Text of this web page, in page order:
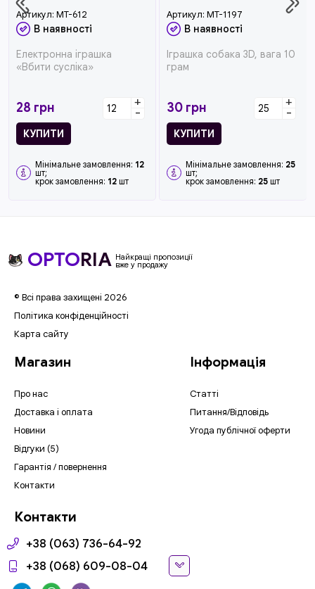
Артикул: MT-612
В наявності
Електронна іграшка
«Вбити сусліка»
28 грн +
-
КУПИТИ
Мінімальне замовлення: 12
шт;
крок замовлення: 12 шт
Артикул: MT-1197
В наявності
Іграшка собака 3D, вага 10
грам
30 грн +
-
КУПИТИ
Мінімальне замовлення: 25
шт;
крок замовлення: 25 шт
OPTORIA Найкращі пропозиції
вже у продажу
© Всі права захищені 2026
Політика конфіденційності
Карта сайту
Магазин
Про нас
Доставка і оплата
Новини
Відгуки (5)
Гарантія / повернення
Контакти
Інформація
Статті
Питання/Відповідь
Угода публічної оферти
Контакти
+38 (063) 736-64-92
+38 (068) 609-08-04